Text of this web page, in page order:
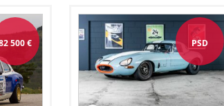
500€ PSD